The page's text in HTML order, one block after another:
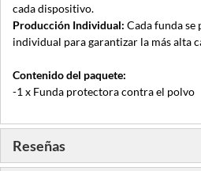
cada dispositivo.
Producción Individual: Cada funda se
individual para garantizar la más alta
Contenido del paquete:
-1 x Funda protectora contra el polvo
Reseñas